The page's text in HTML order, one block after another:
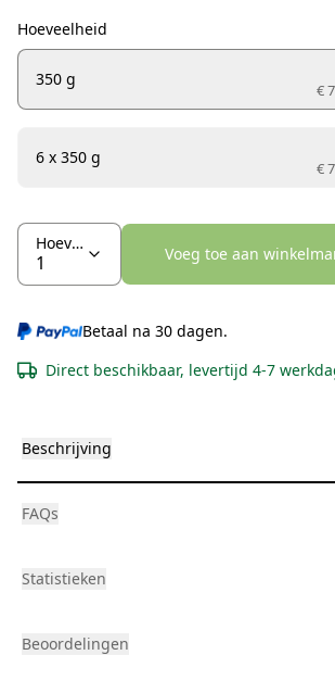
Hoeveelheid
350 g
€
6 x 350 g
€
Hoeveelheid
Voeg toe aan
Betaal na 30 dagen.
Direct beschikbaar, levertijd 4-7
Beschrijving
FAQs
Statistieken
Beoordelingen